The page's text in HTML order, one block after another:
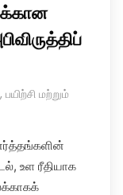
, பயிற்சி மற்றும்
உள ரீதியாக